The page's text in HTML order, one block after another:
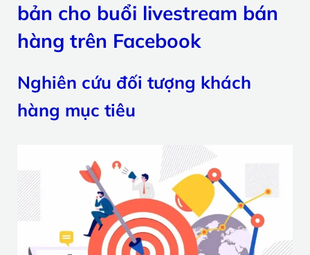
bản cho buổi livestream bán
hàng trên Facebook
Nghiên cứu đối tượng khách
hàng mục tiêu